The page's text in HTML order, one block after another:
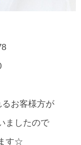
お客様方が
ましたので
す☆